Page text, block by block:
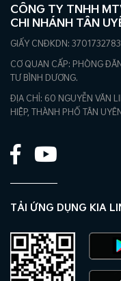
CÔNG TY TNHH
CHI NHÁNH TÂN
GIẤY CNĐKDN:
CƠ QUAN CẤP: PHÒNG
TƯ BÌNH DƯƠNG.
ĐỊA CHỈ: 60 NGUYỄN VĂN
HIỆP, THÀNH PHỐ TÂN
TẢI ỨNG DỤNG KIA